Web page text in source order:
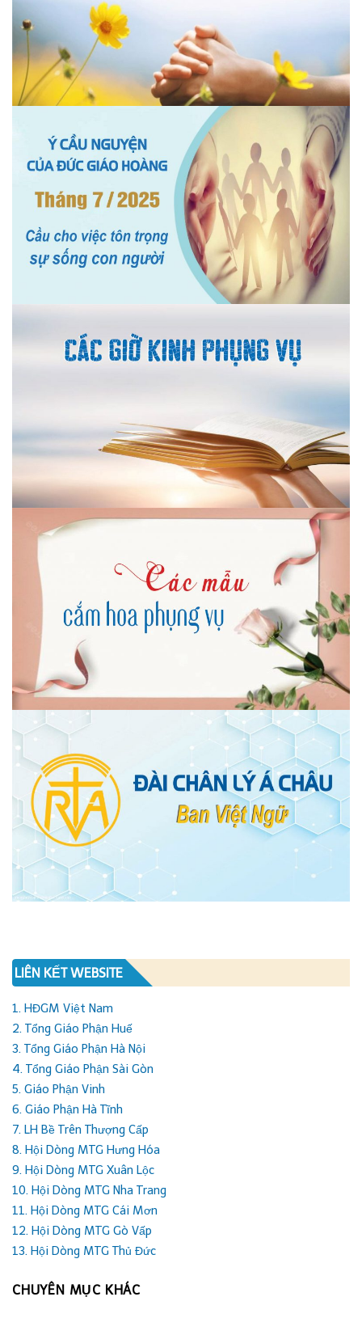
LIÊN KẾT WEBSITE
1. HĐGM Việt Nam
2. Tổng Giáo Phận Huế
3. Tổng Giáo Phận Hà Nội
4. Tổng Giáo Phận Sài Gòn
5. Giáo Phận Vinh
6. Giáo Phận Hà Tĩnh
7. LH Bề Trên Thượng Cấp
8. Hội Dòng MTG Hưng Hóa
9. Hội Dòng MTG Xuân Lộc
10. Hội Dòng MTG Nha Trang
11. Hội Dòng MTG Cái Mơn
12. Hội Dòng MTG Gò Vấp
13. Hội Dòng MTG Thủ Đức
CHUYÊN MỤC KHÁC